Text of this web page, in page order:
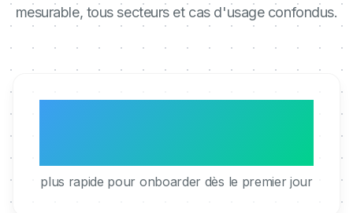
mesurable, tous secteurs et cas d'usage confondus.
plus rapide pour onboarder dès le premier jour